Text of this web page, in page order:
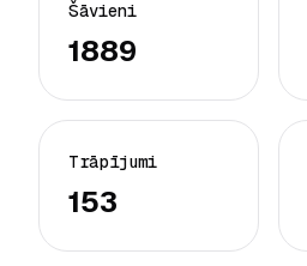
Šāvieni
1889
Trāpījumi
153